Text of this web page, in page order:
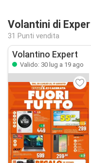
Volantini di
31 Punti vendita
Volantino Expert
Valido: 30 lug a 19 ago